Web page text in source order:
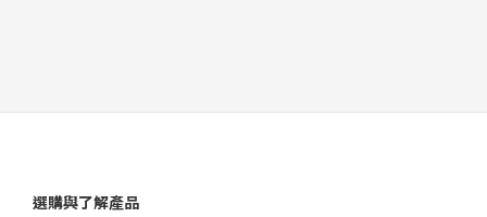
選購與了解產品